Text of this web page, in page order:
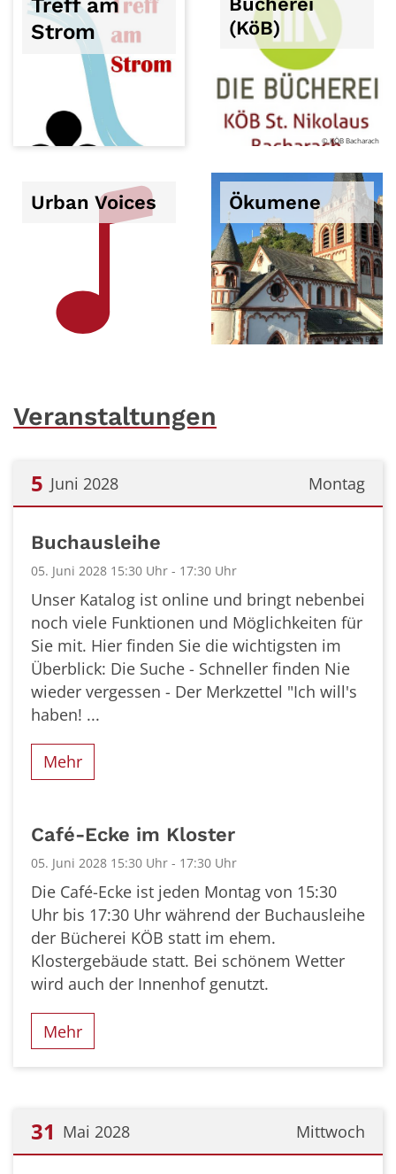
Strom
(KöB)
© KÖB Bacharach
Urban Voices Ökumene
© Christian Binz
Veranstaltungen
Montag
5 Juni 2028
Buchausleihe
05. Juni 2028 15:30 Uhr - 17:30 Uhr
Unser Katalog ist online und bringt nebenbei
noch viele Funktionen und Möglichkeiten für
Sie mit. Hier finden Sie die wichtigsten im
Überblick: Die Suche - Schneller finden Nie
wieder vergessen - Der Merkzettel "Ich will's
haben! ...
Mehr
Café-Ecke im Kloster
05. Juni 2028 15:30 Uhr - 17:30 Uhr
Die Café-Ecke ist jeden Montag von 15:30
Uhr bis 17:30 Uhr während der Buchausleihe
der Bücherei KÖB statt im ehem.
Klostergebäude statt. Bei schönem Wetter
wird auch der Innenhof genutzt.
Mehr
Mittwoch
31 Mai 2028